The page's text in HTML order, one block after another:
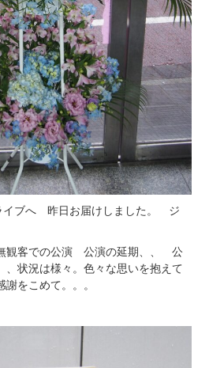
イブへ 昨日お届けしました。 ジ
観客での公演 公演の延期、、 公
、状況は様々。色々な思いを抱えて
をこめて。。。